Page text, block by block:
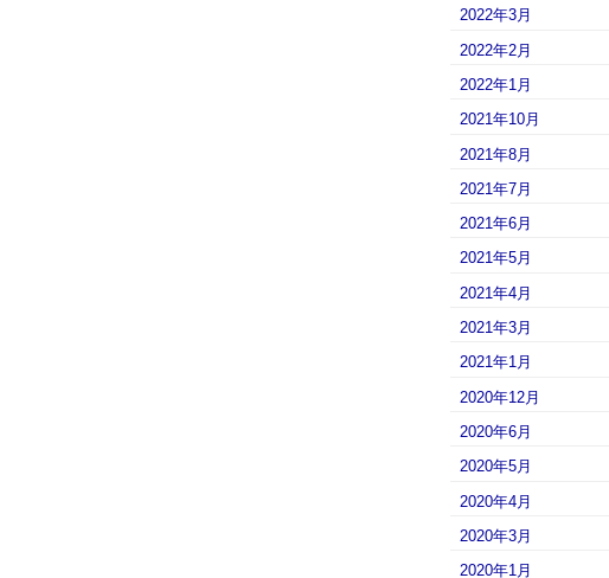
2022年3月
2022年2月
2022年1月
2021年10月
2021年8月
2021年7月
2021年6月
2021年5月
2021年4月
2021年3月
2021年1月
2020年12月
2020年6月
2020年5月
2020年4月
2020年3月
2020年1月